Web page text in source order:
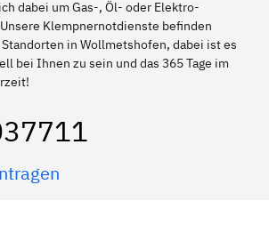
dabei um Gas-, Öl- oder Elektro-
Klempnernotdienste befinden
in Wollmetshofen, dabei ist es
bei Ihnen zu sein und das 365 Tage im